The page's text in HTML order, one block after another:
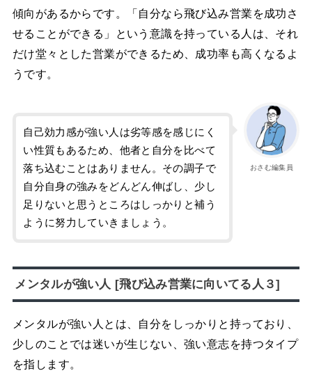
傾向があるからです。「自分なら飛び込み営業を成功さ
せることができる」という意識を持っている人は、それ
だけ堂々とした営業ができるため、成功率も高くなるよ
うです。
おさむ編集員
自己効力感が強い人は劣等感を感じにく
い性質もあるため、他者と自分を比べて
落ち込むことはありません。その調子で
自分自身の強みをどんどん伸ばし、少し
足りないと思うところはしっかりと補う
ように努力していきましょう。
メンタルが強い人 [飛び込み営業に向いてる人３]
メンタルが強い人とは、自分をしっかりと持っており、
少しのことでは迷いが生じない、強い意志を持つタイプ
を指します。